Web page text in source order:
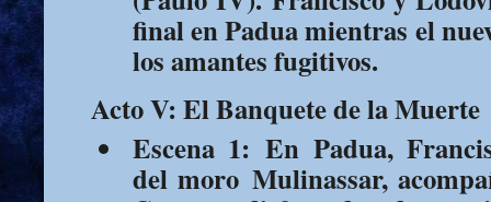
final en Padua mientras el
los amantes fugitivos.
Acto V: El Banquete de la Muerte
Escena 1: En Padua,
del moro Mulinassar,